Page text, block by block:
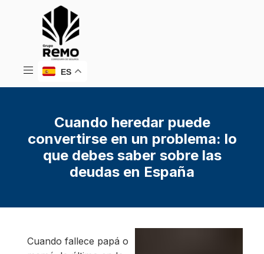
ES
Cuando heredar puede
convertirse en un problema: lo
que debes saber sobre las
deudas en España
Cuando fallece papá o